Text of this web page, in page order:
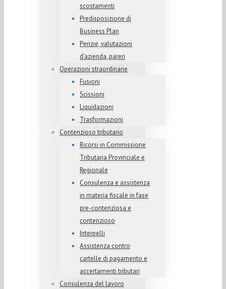
scostamenti
Predisposizione di
Business Plan
Perizie, valutazioni
d’azienda, pareri
Operazioni straordinarie
Fusioni
Scissioni
Liquidazioni
Trasformazioni
Contenzioso tributario
Ricorsi in Commissione
Tributaria Provinciale e
Regionale
Consulenza e assistenza
in materia fiscale in fase
pre-contenziosa e
contenzioso
Interpelli
Assistenza contro
cartelle di pagamento e
accertamenti tributari
Consulenza del lavoro